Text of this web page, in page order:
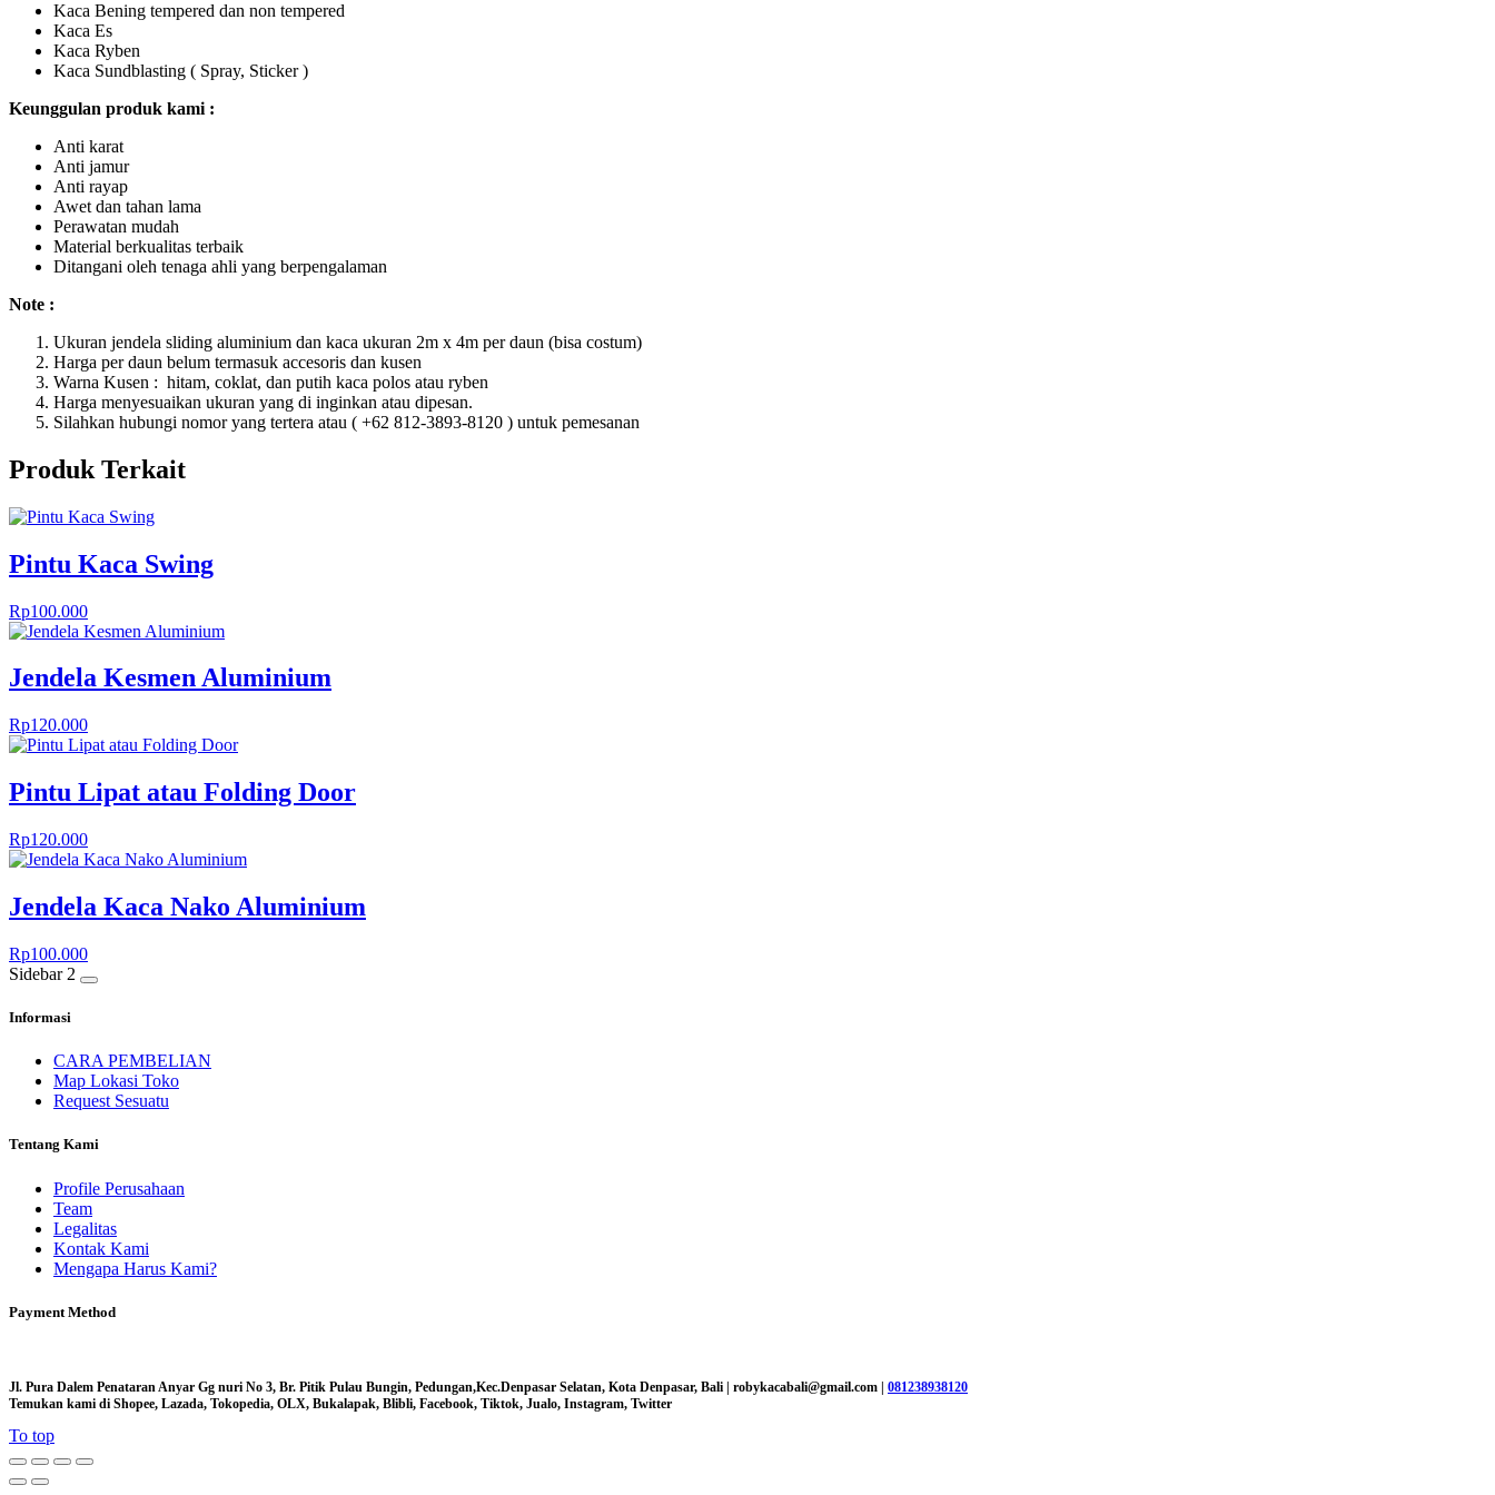
Kaca Bening tempered dan non tempered
Kaca Es
Kaca Ryben
Kaca Sundblasting ( Spray, Sticker )
Keunggulan produk kami :
Anti karat
Anti jamur
Anti rayap
Awet dan tahan lama
Perawatan mudah
Material berkualitas terbaik
Ditangani oleh tenaga ahli yang berpengalaman
Note :
Ukuran jendela sliding aluminium dan kaca ukuran 2m x 4m per daun (bisa costum)
Harga per daun belum termasuk accesoris dan kusen
Warna Kusen : hitam, coklat, dan putih kaca polos atau ryben
Harga menyesuaikan ukuran yang di inginkan atau dipesan.
Silahkan hubungi nomor yang tertera atau ( +62 812-3893-8120 ) untuk pemesanan
Produk Terkait
Pintu Kaca Swing
Rp100.000
Jendela Kesmen Aluminium
Rp120.000
Pintu Lipat atau Folding Door
Rp120.000
Jendela Kaca Nako Aluminium
Rp100.000
Sidebar 2
Informasi
CARA PEMBELIAN
Map Lokasi Toko
Request Sesuatu
Tentang Kami
Profile Perusahaan
Team
Legalitas
Kontak Kami
Mengapa Harus Kami?
Payment Method
Jl. Pura Dalem Penataran Anyar Gg nuri No 3, Br. Pitik Pulau Bungin, Pedungan,Kec.Denpasar Selatan, Kota Denpasar, Bali | robykacabali@gmail.com | 081238938120
Temukan kami di Shopee, Lazada, Tokopedia, OLX, Bukalapak, Blibli, Facebook, Tiktok, Jualo, Instagram, Twitter
To top